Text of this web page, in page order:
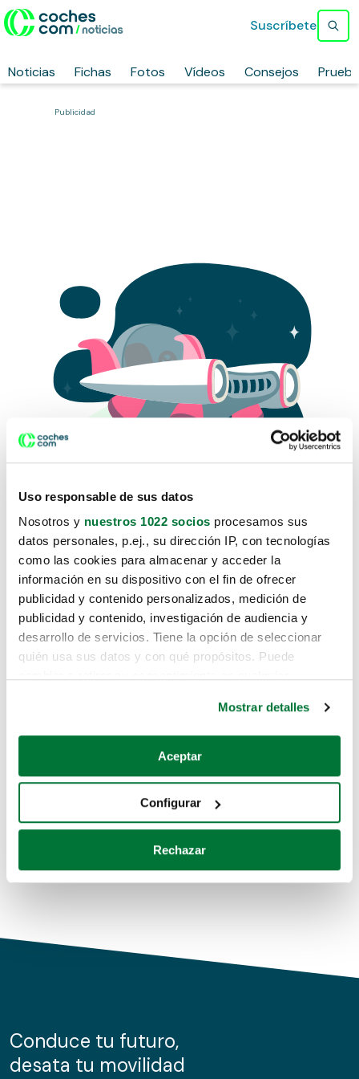
Uso responsable de sus datos
Nosotros y nuestros 1022 socios procesamos sus
datos personales, p.ej., su dirección IP, con tecnologías
como las cookies para almacenar y acceder la
información en su dispositivo con el fin de ofrecer
publicidad y contenido personalizados, medición de
publicidad y contenido, investigación de audiencia y
desarrollo de servicios. Tiene la opción de seleccionar
quién usa sus datos y con qué propósitos. Puede
Si lo permite, también quisiéramos:
Recopilar información sobre su ubicación geográfica
Identificar su dispositivo analizándolo activamente
para buscar características específicas (huellas
Obtenga más información sobre cómo se procesan sus
de cookies.
información sobre el uso que haga del sitio web con
nuestros partners de redes sociales, publicidad y análisis
Mostrar detalles
Aceptar
Configurar
Rechazar
Noticias Fichas Fotos Vídeos Consejos
Suscríbete
Publicidad
Lo sentimos, no sabemos como
te hemos traido hasta aquí.
Pero puedes encontrar el coche que estás
buscando en alguno de estos enlaces:
Coches de segunda mano
Coches de km0
Conduce tu futuro,
desata tu movilidad